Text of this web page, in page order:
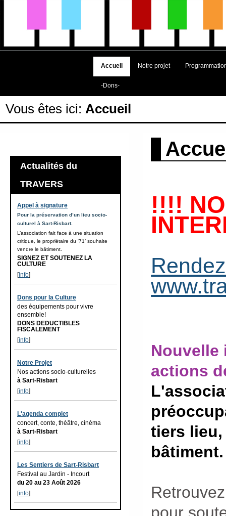
Accueil Notre projet
-Dons-
Vous êtes ici: Accueil
Actualités du
TRAVERS
Appel à signature
Pour la préservation d’un lieu socio-
culturel à Sart-Risbart.
L’association fait face à une situation
critique, le propriétaire du ‘71’ souhaite
vendre le bâtiment.
SIGNEZ ET SOUTENEZ LA
CULTURE
[info]
Dons pour la Culture
des équipements pour vivre
ensemble!
DONS DEDUCTIBLES
FISCALEMENT
[info]
Notre Projet
Nos actions socio-culturelles
à Sart-Risbart
[info]
L'agenda complet
concert, conte, théâtre, cinéma
à Sart-Risbart
[info]
Les Sentiers de Sart-Risbart
Festival au Jardin - Incourt
du 20 au 23 Août 2026
[info]
!!!!
Nouvelle
actions
tiers
bâtiment.
pour